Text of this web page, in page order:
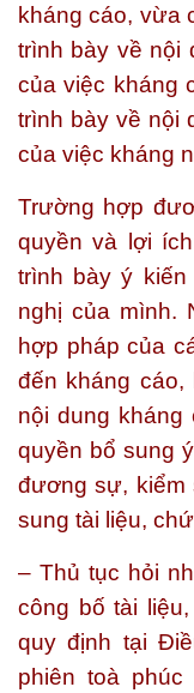
kháng cáo, vừa
trình bày về nội
của việc kháng
trình bày về nội
của việc kháng
Trường hợp
quyền và lợi
trình bày ý
nghị của mình.
hợp pháp của
đến kháng cáo,
nội dung
quyền bổ sung
đương sự, kiểm
sung tài liệu,
– Thủ tục hỏi
công bố tài
quy định tại
phiên toà